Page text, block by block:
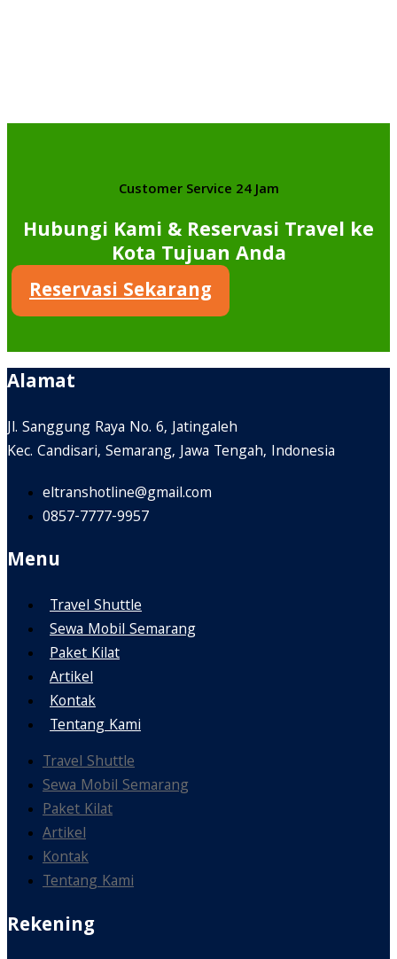
Customer Service 24 Jam
Hubungi Kami & Reservasi Travel ke
Kota Tujuan Anda
Reservasi Sekarang
Alamat
Jl. Sanggung Raya No. 6, Jatingaleh
Kec. Candisari, Semarang, Jawa Tengah, Indonesia
eltranshotline@gmail.com
0857-7777-9957
Menu
Travel Shuttle
Sewa Mobil Semarang
Paket Kilat
Artikel
Kontak
Tentang Kami
Travel Shuttle
Sewa Mobil Semarang
Paket Kilat
Artikel
Kontak
Tentang Kami
Rekening